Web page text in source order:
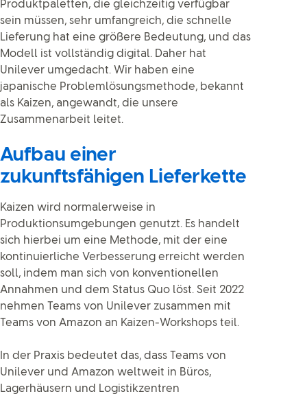
Produktpaletten, die gleichzeitig verfügbar
sein müssen, sehr umfangreich, die schnelle
Lieferung hat eine größere Bedeutung, und das
Modell ist vollständig digital. Daher hat
Unilever umgedacht. Wir haben eine
japanische Problemlösungsmethode, bekannt
als Kaizen, angewandt, die unsere
Zusammenarbeit leitet.
Aufbau einer
zukunftsfähigen Lieferkette
Kaizen wird normalerweise in
Produktionsumgebungen genutzt. Es handelt
sich hierbei um eine Methode, mit der eine
kontinuierliche Verbesserung erreicht werden
soll, indem man sich von konventionellen
Annahmen und dem Status Quo löst. Seit 2022
nehmen Teams von Unilever zusammen mit
Teams von Amazon an Kaizen-Workshops teil.
In der Praxis bedeutet das, dass Teams von
Unilever und Amazon weltweit in Büros,
Lagerhäusern und Logistikzentren